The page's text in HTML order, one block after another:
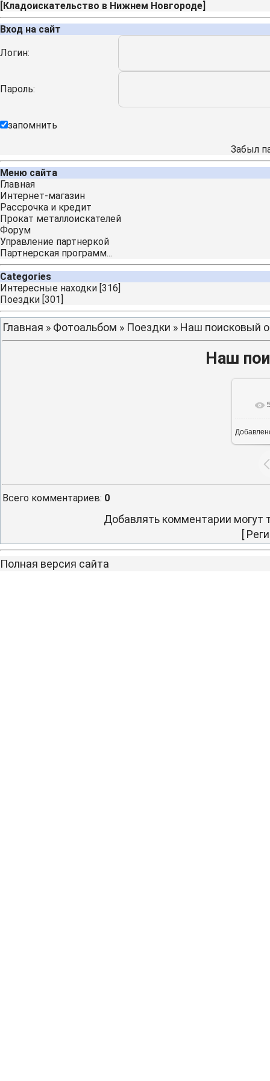
[Кладоискательство в Нижнем Новгороде]
Вход на сайт
Логин:
Пароль:
запомнить
Забыл
Меню сайта
Главная
Интернет-магазин
Рассрочка и кредит
Прокат металлоискателей
Форум
Управление партнеркой
Партнерская программ...
Categories
Интересные находки [316]
Поездки [301]
Главная » Фотоальбом » Поездки » Наш поисковый
Наш
Всего комментариев: 0
Добавлять комментарии могут
[
Полная версия сайта